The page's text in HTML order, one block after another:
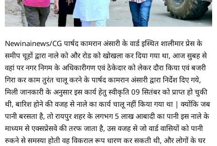
Newinainews/CG पार्षद कामरान अंसारी के वार्ड इस्थित शालीमार प्रेस के
समीप चूहों द्वारा नाले को और रोड को खोखला कर दिया गया था, आज सुबह से
वहां पर नगर निगम के अधिकारीगण एवं ठेकेदार को लेकर दौरा किया एवं बजरी
गिरा कर काम तुरंत चालू करने के पार्षद कामरान अंसारी द्वारा निर्देश दिए गये,
मिली जानकारी के अनुसार इस कार्य हेतु स्वीकृति 09 सितंबर को प्राप्त हो चुकी
थी, बारिश होने की वजह से नाले का कार्य चालू नहीं किया गया था | क्योंकि जब
पानी बरसता है, तो रायपुर शहर के लगभग 5 लाख आबादी का पानी इस नाले के
माध्यम से एक्सप्रेसवे की तरफ जाता है, उस वजह से जो वार्ड वासियों को पानी
रुकने से समस्या होती वह विकराल रूप धारण कर सकती थी, और लोगों के घर